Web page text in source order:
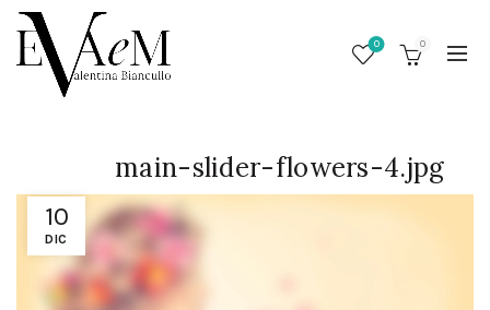
0 0
10
DIC
main-slider-flowers-4.jpg